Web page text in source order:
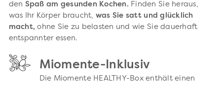
den Spaß am gesunden Kochen. Finden Sie heraus,
was Ihr Körper braucht, was Sie satt und glücklich
macht, ohne Sie zu belasten und wie Sie dauerhaft
entspannter essen.
Miomente-Inklusiv
Die Miomente HEALTHY-Box enthält einen